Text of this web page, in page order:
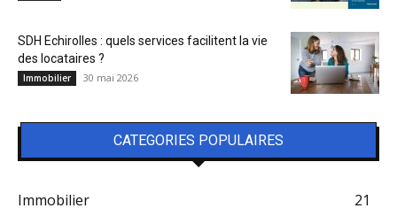
SDH Echirolles : quels services facilitent la vie
des locataires ?
Immobilier 30 mai 2026
CATEGORIES POPULAIRES
Immobilier
21